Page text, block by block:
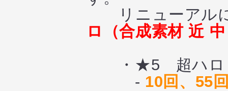
リニューアル
ロ（合成素材 近
・★5 超ハロ（
- 10回、55